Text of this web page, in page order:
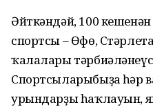
Әйткәндәй, 100 кешенән
спортсы – Өфө,
ҡалалары
Спортсыларыбыҙға һәр
урындарҙы һаҡлауын,